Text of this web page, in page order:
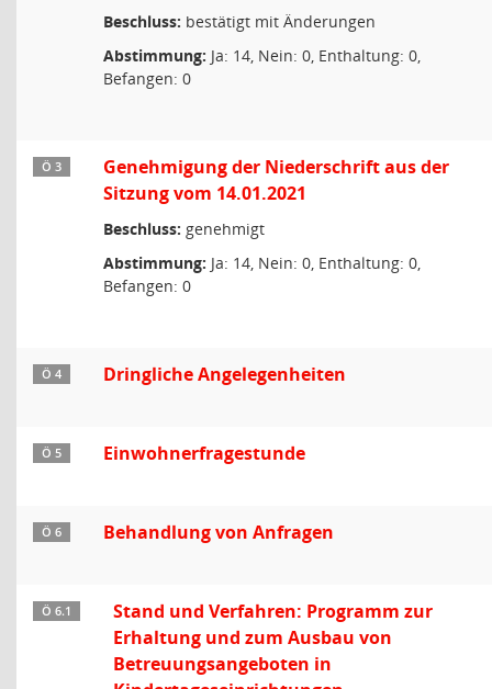
Beschluss: bestätigt mit Änderungen
Abstimmung: Ja: 14, Nein: 0, Enthaltung: 0,
Befangen: 0
Ö 3
Genehmigung der Niederschrift aus der
Sitzung vom 14.01.2021
Beschluss: genehmigt
Abstimmung: Ja: 14, Nein: 0, Enthaltung: 0,
Befangen: 0
Ö 4 Dringliche Angelegenheiten
Ö 5 Einwohnerfragestunde
Ö 6 Behandlung von Anfragen
Ö 6.1
Stand und Verfahren: Programm zur
Erhaltung und zum Ausbau von
Betreuungsangeboten in